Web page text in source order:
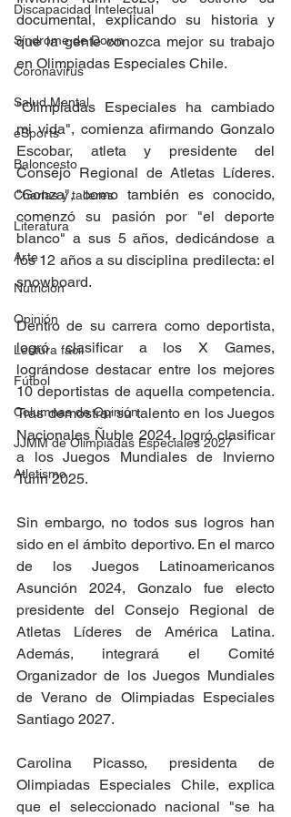
Discapacidad Intelectual
Síndrome de Down
Coronavirus
Salud Mental
eSports
Baloncesto
Charlas y talleres
Literatura
Arte
Nutrición
Opinión
Lectura fácil
Fútbol
Columnas de Opinión
JJMM de Olimpiadas Especiales 2027
Atletismo
documental, explicando su historia y
que la gente conozca mejor su trabajo
en Olimpiadas Especiales Chile.
"Olimpiadas Especiales ha cambiado
mi vida", comienza afirmando Gonzalo
Escobar, atleta y presidente del
Consejo Regional de Atletas Líderes.
"Gonza", como también es conocido,
comenzó su pasión por "el deporte
blanco" a sus 5 años, dedicándose a
los 12 años a su disciplina predilecta: el
snowboard.
Dentro de su carrera como deportista,
logró clasificar a los X Games,
lográndose destacar entre los mejores
10 deportistas de aquella competencia.
Tras demostrar su talento en los Juegos
Nacionales Ñuble 2024, logró clasificar
a los Juegos Mundiales de Invierno
Turín 2025.
Sin embargo, no todos sus logros han
sido en el ámbito deportivo. En el marco
de los Juegos Latinoamericanos
Asunción 2024, Gonzalo fue electo
presidente del Consejo Regional de
Atletas Líderes de América Latina.
Además, integrará el Comité
Organizador de los Juegos Mundiales
de Verano de Olimpiadas Especiales
Santiago 2027.
Carolina Picasso, presidenta de
Olimpiadas Especiales Chile, explica
que el seleccionado nacional "se ha